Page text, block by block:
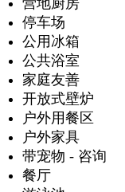
营地厨房
停车场
公用冰箱
公共浴室
家庭友善
开放式壁炉
户外用餐区
户外家具
带宠物 - 咨询
餐厅